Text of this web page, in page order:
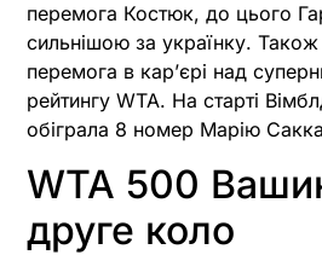
перемога Костюк, до цього
сильнішою за українку.
перемога в кар’єрі над
рейтингу WTA. На старті
обіграла 8 номер Марію
WTA 500
друге коло